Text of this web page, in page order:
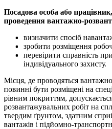
Посадова особа або
проведення вантажно-
визначити спосіб
зробити розміщення
перевірити справність
індивідуального захисту.
Місця, де проводяться
повинні бути розміщені на
рівним покриттям,
розвантажувальних робіт на
твердим ґрунтом, здатним
вантажів і підйомно-